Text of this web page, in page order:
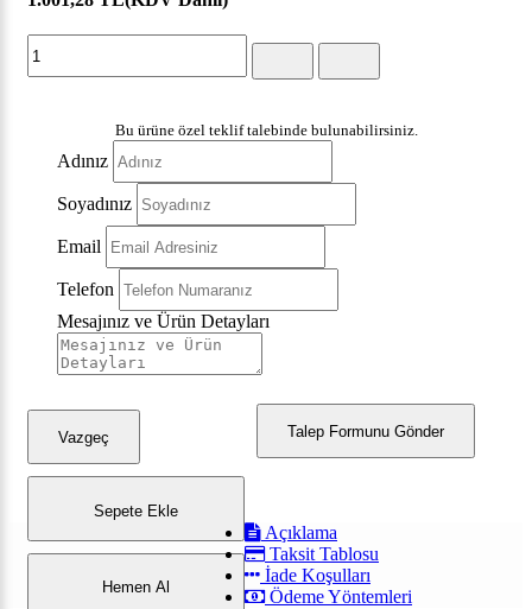
Bu ürüne özel teklif talebinde bulunabilirsiniz.
Adınız
Soyadınız
Email
Telefon
Mesajınız ve Ürün Detayları
Talep Formunu Gönder
Vazgeç
Sepete Ekle
Hemen Al
Açıklama
Taksit Tablosu
İade Koşulları
Ödeme Yöntemleri